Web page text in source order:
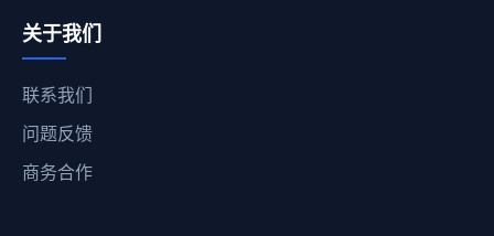
关于我们
联系我们
问题反馈
商务合作